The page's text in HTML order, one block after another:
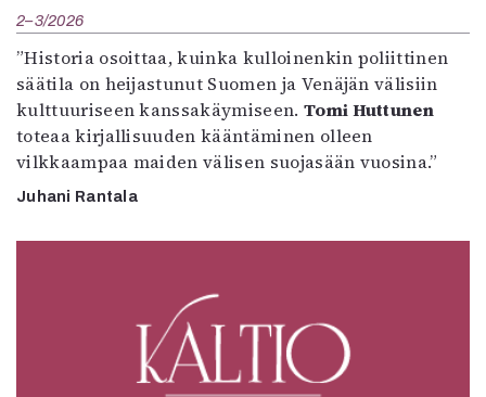
2–3/2026
”Historia osoittaa, kuinka kulloinenkin poliittinen
säätila on heijastunut Suomen ja Venäjän välisiin
kulttuuriseen kanssakäymiseen. Tomi Huttunen
toteaa kirjallisuuden kääntäminen olleen
vilkkaampaa maiden välisen suojasään vuosina.”
Juhani Rantala